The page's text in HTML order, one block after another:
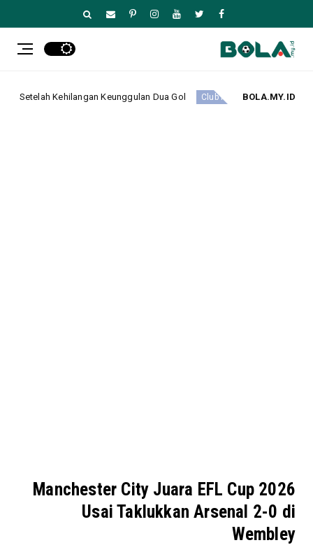
BOLA.MY.ID
2-3 dari Monaco di Anfield Setelah Kehilangan Keunggulan Dua Gol
Manchester City Juara EFL Cup 2026
Usai Taklukkan Arsenal 2-0 di
Wembley